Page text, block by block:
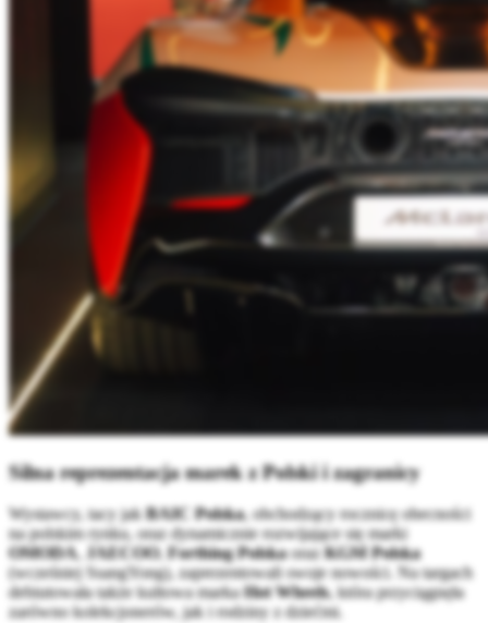
Silna reprezentacja marek z Polski i zagranicy
Wystawcy, tacy jak BAIC Polska, obchodzący rocznicę obecności
na polskim rynku, oraz dynamicznie rozwijające się marki
OMODA, JAECOO, Forthing Polskaoraz KGM Polska
(wcześniej SsangYong), zaprezentowali swoje nowości. Na targach
debiutowała także kultowa markaHot Wheels, która przyciągnęła
zarówno kolekcjonerów, jak i rodziny z dziećmi.